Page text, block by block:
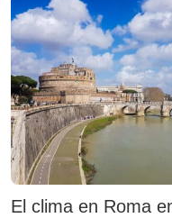
El clima en Roma